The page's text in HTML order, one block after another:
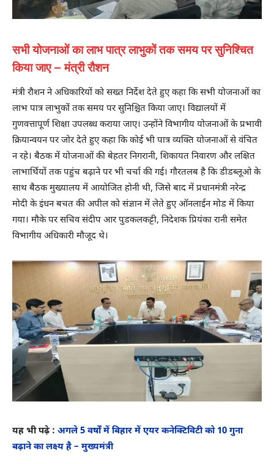
सभी योजनाओं का लाभ पात्र लाभुकों तक समय पर सुनिश्चित
किया जाए – मंत्री रौशन
मंत्री रौशन ने अधिकारियों को सख्त निर्देश देते हुए कहा कि सभी योजनाओं का
लाभ पात्र लाभुकों तक समय पर सुनिश्चित किया जाए। विद्यालयों में
गुणवत्तापूर्ण शिक्षा उपलब्ध कराया जाए। उन्होंने विभागीय योजनाओं के प्रभावी
क्रियान्वयन पर जोर देते हुए कहा कि कोई भी पात्र व्यक्ति योजनाओं से वंचित
न रहे। बैठक में योजनाओं की बेहतर निगरानी, शिकायत निवारण और लक्षित
लाभार्थियों तक पहुंच बढ़ाने पर भी चर्चा की गई। गौरतलब है कि डीडब्लूओ के
साथ बैठक मुख्यालय में आयोजित होनी थी, जिसे बाद में प्रधानमंत्री नरेन्द्र
मोदी के इंधन बचत की अपील को संज्ञान में लेते हुए ऑनलाईन मोड में किया
गया। मौके पर सचिव संदीप आर पुडकलकट्टी, निदेशक प्रियंका रानी समेत
विभागीय अधिकारी मौजूद थे।
यह भी पढ़े : अगले 5 वर्षों में बिहार में एयर कनेक्टिविटी को 10 गुना
बढ़ाने का लक्ष्य है – मुख्यमंत्री